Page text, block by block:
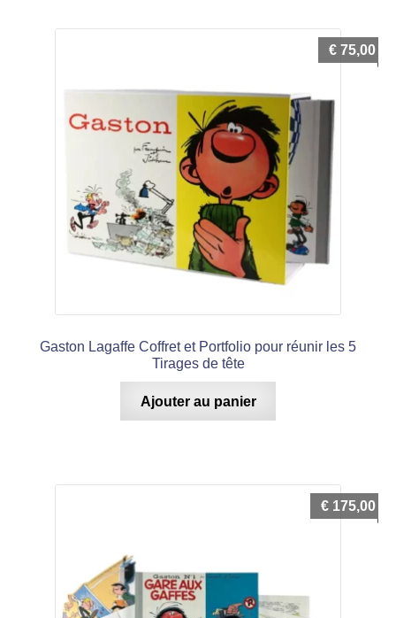
Gaston Lagaffe Coffret et Portfolio pour réunir les 5
Tirages de tête
€ 75,00
Ajouter au panier
€ 175,00